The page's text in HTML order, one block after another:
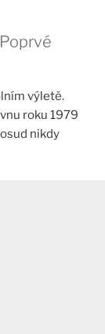
výletě.
roku 1979
nikdy